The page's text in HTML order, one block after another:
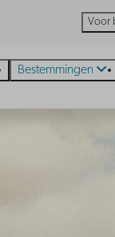
Voor
Bestemmingen